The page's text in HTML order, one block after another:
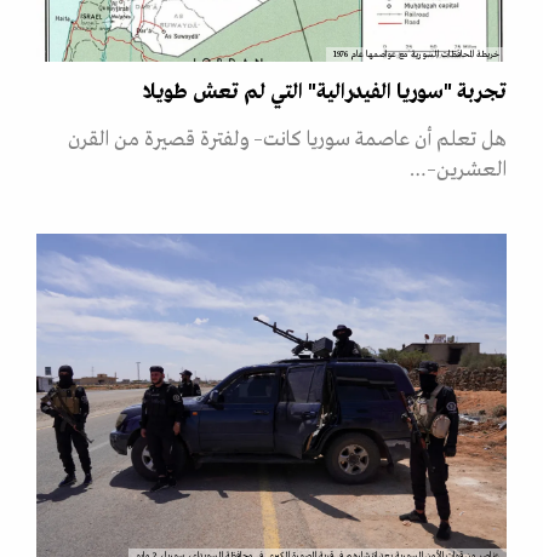
خريطة المحافظات السورية مع عواصمها عام 1976
تجربة "سوريا الفيدرالية" التي لم تعش طويلا
هل تعلم أن عاصمة سوريا كانت– ولفترة قصيرة من القرن
العشرين–…